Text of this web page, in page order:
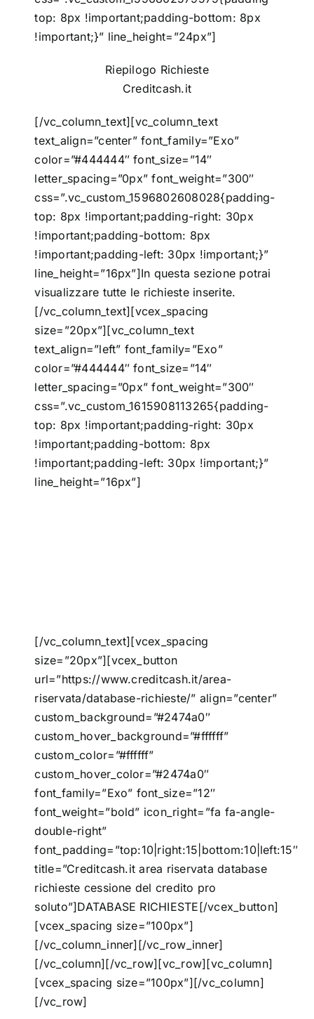
top: 8px !important;padding-bottom: 8px
!important;}” line_height=”24px”]
Riepilogo Richieste
Creditcash.it
[/vc_column_text][vc_column_text
text_align=”center” font_family=”Exo”
color=”#444444″ font_size=”14″
letter_spacing=”0px” font_weight=”300″
css=”.vc_custom_1596802608028{padding-
top: 8px !important;padding-right: 30px
!important;padding-bottom: 8px
!important;padding-left: 30px !important;}”
line_height=”16px”]In questa sezione potrai
visualizzare tutte le richieste inserite.
[/vc_column_text][vcex_spacing
size=”20px”][vc_column_text
text_align=”left” font_family=”Exo”
color=”#444444″ font_size=”14″
letter_spacing=”0px” font_weight=”300″
css=”.vc_custom_1615908113265{padding-
top: 8px !important;padding-right: 30px
!important;padding-bottom: 8px
!important;padding-left: 30px !important;}”
line_height=”16px”]
[/vc_column_text][vcex_spacing
size=”20px”][vcex_button
url=”https://www.creditcash.it/area-
riservata/database-richieste/” align=”center”
custom_background=”#2474a0″
custom_hover_background=”#ffffff”
custom_color=”#ffffff”
custom_hover_color=”#2474a0″
font_family=”Exo” font_size=”12″
font_weight=”bold” icon_right=”fa fa-angle-
double-right”
font_padding=”top:10|right:15|bottom:10|left:15″
title=”Creditcash.it area riservata database
richieste cessione del credito pro
soluto”]DATABASE RICHIESTE[/vcex_button]
[vcex_spacing size=”100px”]
[/vc_column_inner][/vc_row_inner]
[/vc_column][/vc_row][vc_row][vc_column]
[vcex_spacing size=”100px”][/vc_column]
[/vc_row]